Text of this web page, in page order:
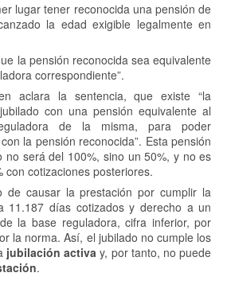
lugar tener reconocida una pensión de
la edad exigible legalmente en
la pensión reconocida sea equivalente
correspondiente”.
aclara la sentencia, que existe “la
con una pensión equivalente al
de la misma, para poder
la pensión reconocida”. Esta pensión
no será del 100%, sino un 50%, y no es
con cotizaciones posteriores.
de causar la prestación por cumplir la
11.187 días cotizados y derecho a un
la base reguladora, cifra inferior, por
la norma. Así, el jubilado no cumple los
jubilación activa y, por tanto, no puede
.